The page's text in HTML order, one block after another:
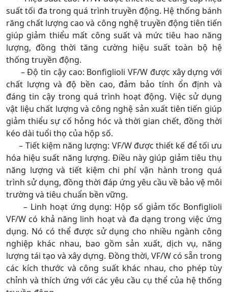
suất tối đa trong quá trình truyền động. Hệ thống bánh
răng chất lượng cao và công nghệ truyền động tiên tiến
giúp giảm thiểu mất công suất và mức tiêu hao năng
lượng, đồng thời tăng cường hiệu suất toàn bộ hệ
thống truyền động.
– Độ tin cậy cao: Bonfiglioli VF/W được xây dựng với
chất lượng và độ bền cao, đảm bảo tính ổn định và
đáng tin cậy trong quá trình hoạt động. Việc sử dụng
vật liệu chất lượng và công nghệ sản xuất tiên tiến giúp
giảm thiểu sự cố hỏng hóc và thời gian chết, đồng thời
kéo dài tuổi thọ của hộp số.
– Tiết kiệm năng lượng: VF/W được thiết kế để tối ưu
hóa hiệu suất năng lượng. Điều này giúp giảm tiêu thụ
năng lượng và tiết kiệm chi phí vận hành trong quá
trình sử dụng, đồng thời đáp ứng yêu cầu về bảo vệ môi
trường và tiêu chuẩn bền vững.
– Linh hoạt ứng dụng: Hộp số giảm tốc Bonfiglioli
VF/W có khả năng linh hoạt và đa dạng trong việc ứng
dụng. Nó có thể được sử dụng cho nhiều ngành công
nghiệp khác nhau, bao gồm sản xuất, dịch vụ, năng
lượng tái tạo và xây dựng. Đồng thời, VF/W có sẵn trong
các kích thước và công suất khác nhau, cho phép tùy
chỉnh và thích ứng với các yêu cầu cụ thể của hệ thống